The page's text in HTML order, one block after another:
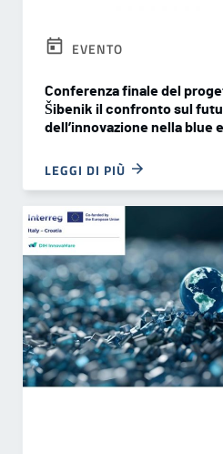
EVENTO
Conferenza finale del
Šibenik il confronto sul
dell’innovazione nella blue
LEGGI DI PIÙ